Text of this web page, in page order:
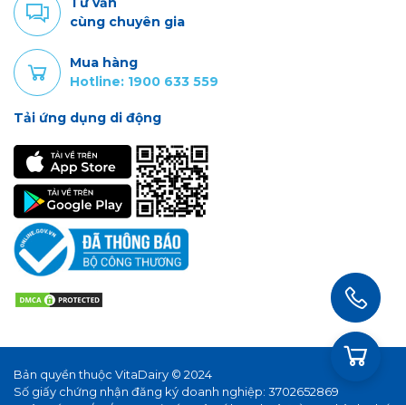
cùng chuyên gia
Mua hàng
Hotline: 1900 633 559
Tải ứng dụng di động
Bản quyền thuộc VitaDairy © 2024
Số giấy chứng nhận đăng ký doanh nghiệp: 3702652869